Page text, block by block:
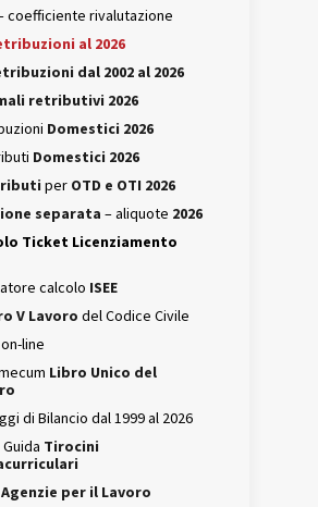
coefficiente rivalutazione
al 2026
dal 2002 al 2026
retributivi 2026
Domestici 2026
Domestici 2026
per OTD e OTI 2026
separata – aliquote 2026
Ticket Licenziamento
calcolo ISEE
V Lavoro del Codice Civile
on-line
Libro Unico del
di Bilancio dal 1999 al 2026
Tirocini
Agenzie per il Lavoro